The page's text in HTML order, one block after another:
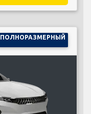
ПОЛНОРАЗМЕРНЫЙ